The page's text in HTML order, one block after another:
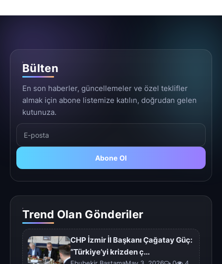
Bülten
En son haberler, güncellemeler ve özel teklifler
almak için abone listemize katılın, doğrudan gelen
kutunuza.
Abone Ol
Trend Olan Gönderiler
CHP İzmir İl Başkanı Çağatay Güç:
“Türkiye’yi krizden ç...